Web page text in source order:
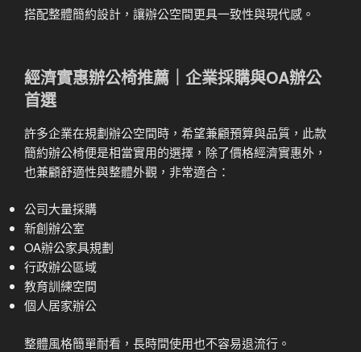
搭配整體簡約設計，讓辦公空間更具一致性與現代感。
經濟實惠辦公椅推薦｜企業採購與OA辦公
首選
許多企業在規劃辦公空間時，希望兼顧預算與品質，此款
簡約辦公椅便是相當實用的選擇，除了價格經濟實惠外，
也兼顧舒適性與整體外觀，非常適合：
公司大量採購
新創辦公室
OA辦公家具規劃
行政辦公區域
教育訓練空間
個人居家辦公
整體風格簡單耐看，長時間使用也不容易退流行。